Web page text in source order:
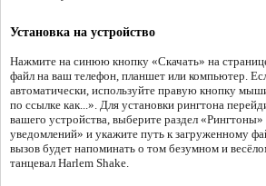
Установка на устройство
Нажмите на синюю кнопку «Скачать» на
файл на ваш телефон, планшет или компьютер.
автоматически, используйте правую кнопку
по ссылке как...». Для установки рингтона
вашего устройства, выберите раздел
уведомлений» и укажите путь к загруженному
вызов будет напоминать о том безумном и
танцевал Harlem Shake.